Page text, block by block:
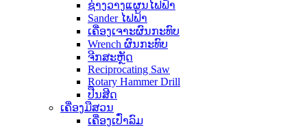
ຊ່າງວາງແຜນໄຟຟ້າ
Sander ໄຟຟ້າ
ເຄື່ອງເຈາະຜົນກະທົບ
Wrench ຜົນກະທົບ
ຈີກສະຫຼັດ
Reciprocating Saw
Rotary Hammer Drill
ປືນສີດ
ເຄື່ອງມືສວນ
ເຄື່ອງເປົ່າລົມ